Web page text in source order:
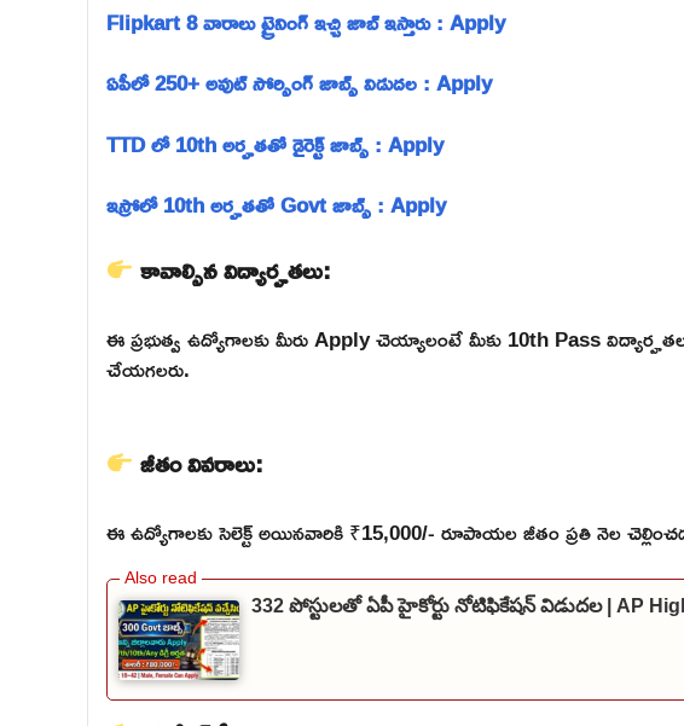
Flipkart 8 వారాలు ట్రైనింగ్ ఇచ్చి జాబ్ ఇస్తారు : Apply
ఏపీలో 250+ అవుట్ సోర్సింగ్ జాబ్స్ విడుదల : Apply
TTD లో 10th అర్హతతో డైరెక్ట్ జాబ్స్ : Apply
ఇస్రోలో 10th అర్హతతో Govt జాబ్స్ : Apply
కావాల్సిన విద్యార్హతలు:
ఈ ప్రభుత్వ ఉద్యోగాలకు మీరు Apply చెయ్యాలంటే మీకు 10th Pass
చేయగలరు.
జీతం వివరాలు:
ఈ ఉద్యోగాలకు సెలెక్ట్ అయినవారికి ₹15,000/- రూపాయల జీతం ప్రతి నెల
332 పోస్టులతో ఏపీ హైకోర్టు నోటిఫికేషన్ విడుదల | AP